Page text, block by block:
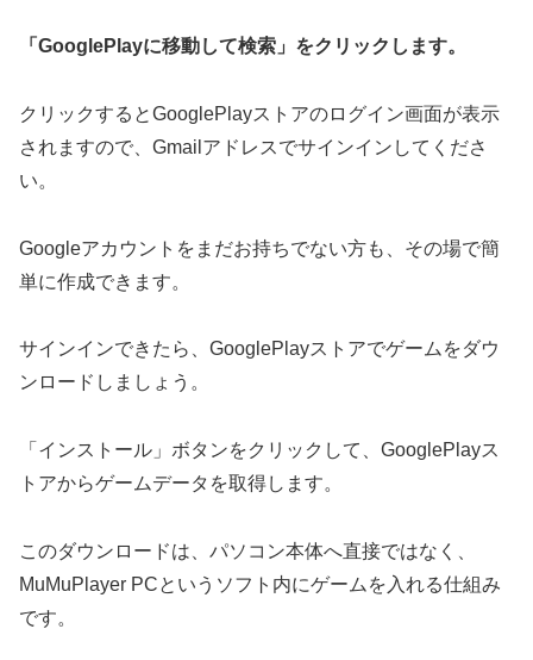
「GooglePlayに移動して検索」をクリックします。
クリックするとGooglePlayストアのログイン画面が表示
されますので、Gmailアドレスでサインインしてくださ
い。
Googleアカウントをまだお持ちでない方も、その場で簡
単に作成できます。
サインインできたら、GooglePlayストアでゲームをダウ
ンロードしましょう。
「インストール」ボタンをクリックして、GooglePlayス
トアからゲームデータを取得します。
このダウンロードは、パソコン本体へ直接ではなく、
MuMuPlayer PCというソフト内にゲームを入れる仕組み
です。